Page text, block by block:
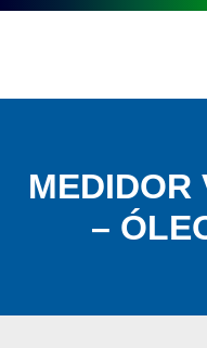
MEDIDOR
–